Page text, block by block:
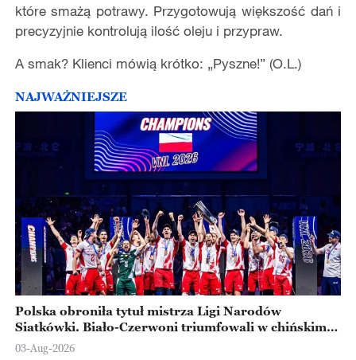
które smażą potrawy. Przygotowują większość dań i
precyzyjnie kontrolują ilość oleju i przypraw.
A smak? Klienci mówią krótko: „Pyszne!” (O.L.)
NAJWAŻNIEJSZE
Polska obroniła tytuł mistrza Ligi Narodów
Siatkówki. Biało-Czerwoni triumfowali w chińskim
Ningbo
03-Aug-2026